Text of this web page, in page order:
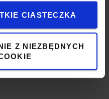
CIASTECZKA
Z NIEZBĘDNYCH
nam na realizację